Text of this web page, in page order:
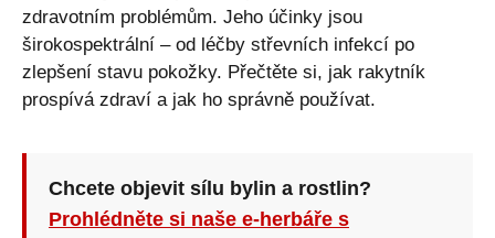
zdravotním problémům. Jeho účinky jsou
širokospektrální – od léčby střevních infekcí po
zlepšení stavu pokožky. Přečtěte si, jak rakytník
prospívá zdraví a jak ho správně používat.
Chcete objevit sílu bylin a rostlin?
Prohlédněte si naše e-herbáře s